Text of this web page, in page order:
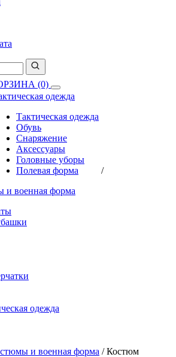
(0)
одежда
Тактическая одежда
Обувь
Снаряжение
Аксессуары
Головные уборы
Полевая форма
/
и военная форма
одежда
и военная форма /Костюм